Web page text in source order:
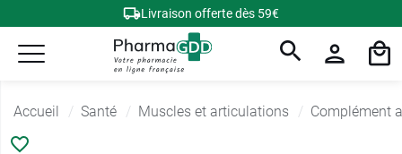
Livraison offerte dès 59€
Accueil Santé Muscles et articulations Complément